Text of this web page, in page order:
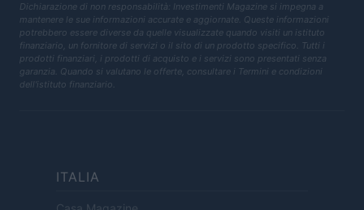
Dichiarazione di non responsabilità: Investimenti Magazine si impegna a
mantenere le sue informazioni accurate e aggiornate. Queste informazioni
potrebbero essere diverse da quelle visualizzate quando visiti un istituto
finanziario, un fornitore di servizi o il sito di un prodotto specifico. Tutti i
prodotti finanziari, i prodotti di acquisto e i servizi sono presentati senza
garanzia. Quando si valutano le offerte, consultare i Termini e condizioni
dell'istituto finanziario.
ITALIA